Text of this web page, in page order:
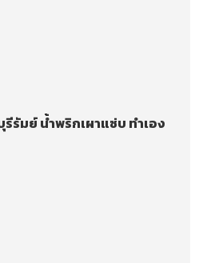
มย์ น้ำพริกเผาแซ่บ ทำเอง